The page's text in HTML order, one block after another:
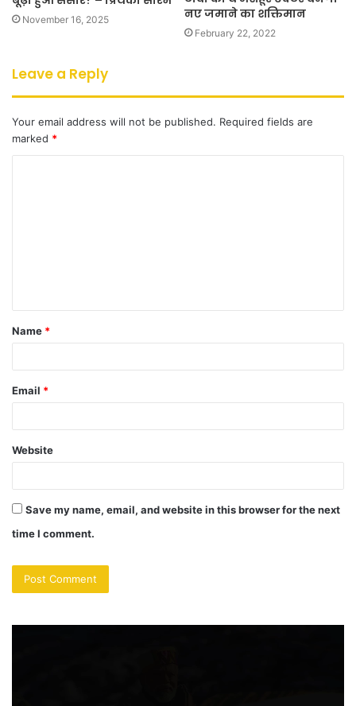
November 16, 2025
नए जमाने का शक्तिमान
February 22, 2022
Leave a Reply
Your email address will not be published. Required fields are
marked *
t
*
Name *
Email *
Website
Save my name, email, and website in this browser for the next
time I comment.